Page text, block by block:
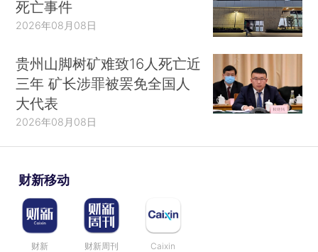
死亡事件
2026年08月08日
贵州山脚树矿难致16人死亡近
三年 矿长涉罪被罢免全国人
大代表
2026年08月08日
财新移动
财新 财新周刊 Caixin